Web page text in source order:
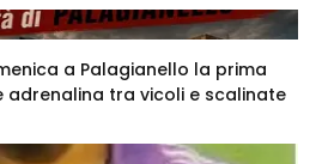
a Palagianello la prima
adrenalina tra vicoli e scalinate